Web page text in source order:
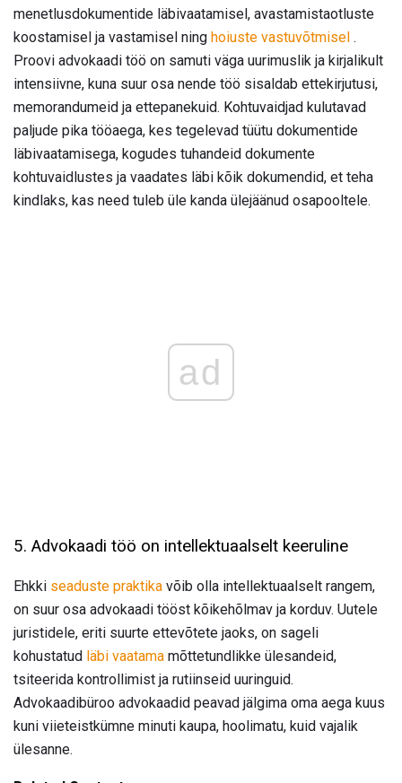
menetlusdokumentide läbivaatamisel, avastamistaotluste
koostamisel ja vastamisel ning hoiuste vastuvõtmisel .
Proovi advokaadi töö on samuti väga uurimuslik ja kirjalikult
intensiivne, kuna suur osa nende töö sisaldab ettekirjutusi,
memorandumeid ja ettepanekuid. Kohtuvaidjad kulutavad
paljude pika tööaega, kes tegelevad tüütu dokumentide
läbivaatamisega, kogudes tuhandeid dokumente
kohtuvaidlustes ja vaadates läbi kõik dokumendid, et teha
kindlaks, kas need tuleb üle kanda ülejäänud osapooltele.
ad
5. Advokaadi töö on intellektuaalselt keeruline
Ehkki seaduste praktika võib olla intellektuaalselt rangem,
on suur osa advokaadi tööst kõikehõlmav ja korduv. Uutele
juristidele, eriti suurte ettevõtete jaoks, on sageli
kohustatud läbi vaatama mõttetundlikke ülesandeid,
tsiteerida kontrollimist ja rutiinseid uuringuid.
Advokaadibüroo advokaadid peavad jälgima oma aega kuus
kuni viieteistkümne minuti kaupa, hoolimatu, kuid vajalik
ülesanne.